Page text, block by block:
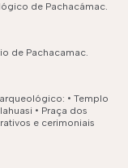
de Pachacámac.
de Pachacamac.
• Templo
• Praça dos
e cerimoniais